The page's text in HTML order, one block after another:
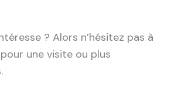
? Alors n’hésitez pas à
une visite ou plus